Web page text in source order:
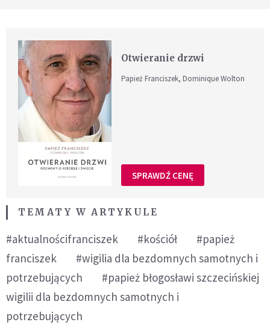
Otwieranie drzwi
Papież Franciszek, Dominique Wolton
SPRAWDŹ CENĘ
TEMATY W ARTYKULE
#aktualnościfranciszek #kościół
#papież
franciszek
#wigilia dla bezdomnych samotnych i
potrzebujących
#papież błogosławi szczecińskiej
wigilii dla bezdomnych samotnych i
potrzebujących